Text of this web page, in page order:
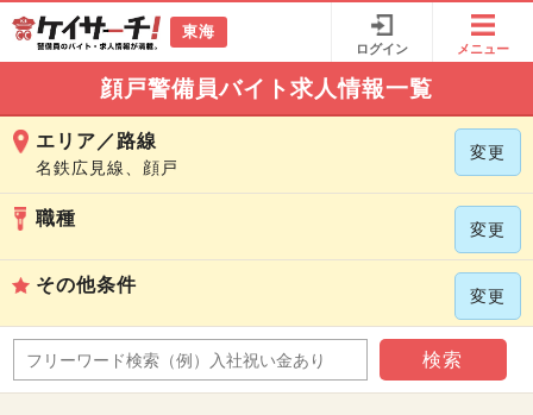
東海
ログイン メニュー
顔戸警備員バイト求人情報一覧
エリア／路線
名鉄広見線、顔戸
変更
職種
変更
その他条件
変更
検索